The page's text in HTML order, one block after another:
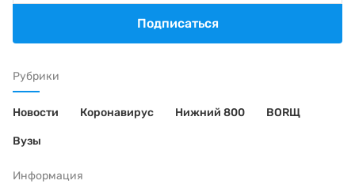
Рубрики
Новости Коронавирус Нижний 800 BORЩ
Вузы
Информация
Подписаться